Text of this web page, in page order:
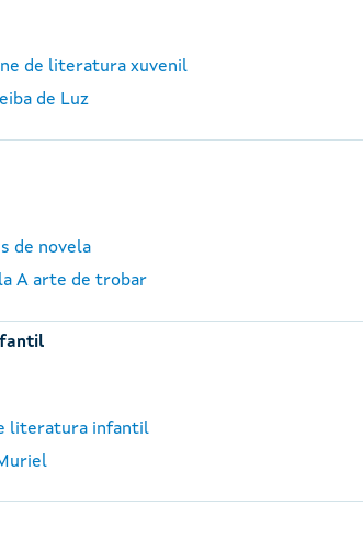
de literatura xuvenil
de Luz
de novela
A arte de trobar
literatura infantil